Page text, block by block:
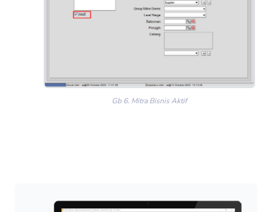
Gb 6. Mitra Bisnis Aktif